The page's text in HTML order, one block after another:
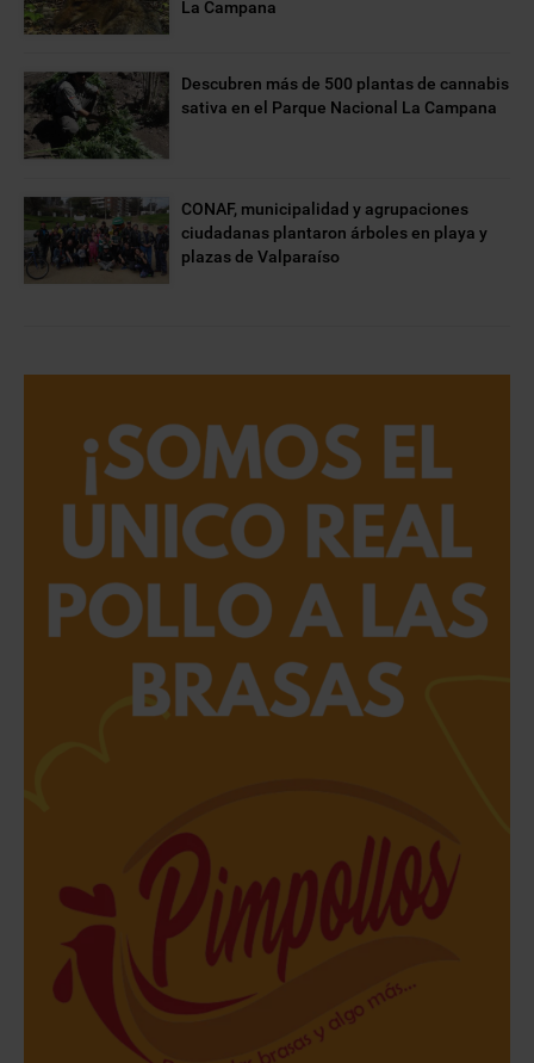
La Campana
Descubren más de 500 plantas de cannabis
sativa en el Parque Nacional La Campana
CONAF, municipalidad y agrupaciones
ciudadanas plantaron árboles en playa y
plazas de Valparaíso